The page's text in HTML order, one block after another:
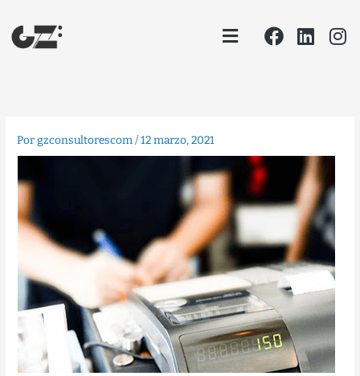
contenido
Menu Facebook
Porgzconsultorescom/12 marzo, 2021